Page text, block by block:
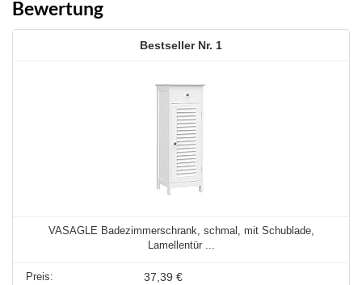
Bewertung
1
VASAGLE Badezimmerschrank, schmal, mit Schublade,
Lamellentür ...
37,39 €